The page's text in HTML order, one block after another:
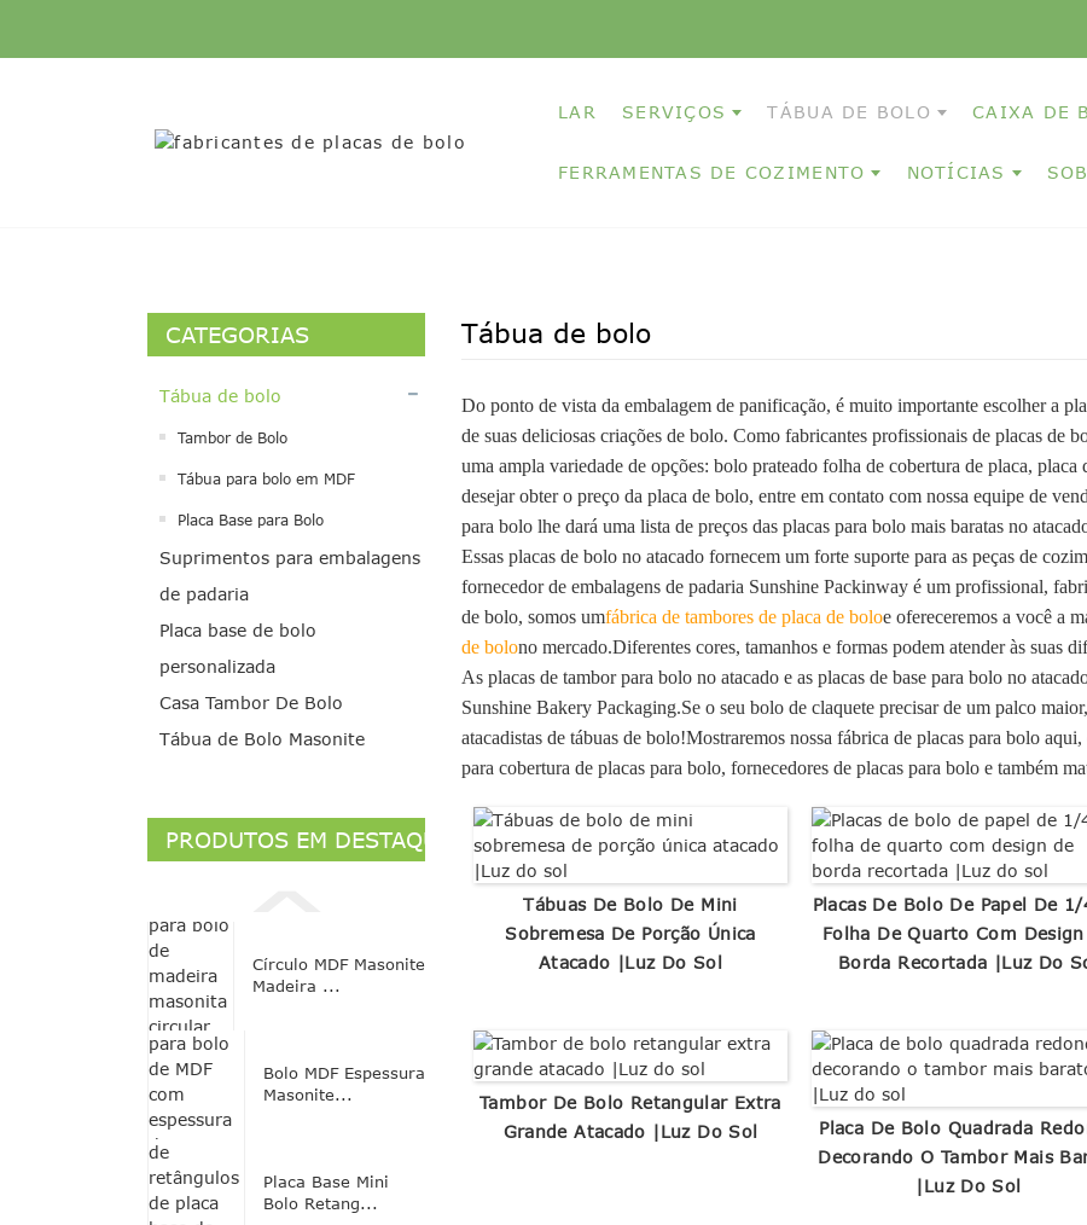
LAR SERVIÇOS TÁBUA DE BOLO CAIXA DE
FERRAMENTAS DE COZIMENTO NOTÍCIAS
CATEGORIAS
Tábua de bolo
Tambor de Bolo
Tábua para bolo em MDF
Placa Base para Bolo
Suprimentos para embalagens
de padaria
Placa base de bolo
personalizada
Casa Tambor De Bolo
Tábua de Bolo Masonite
PRODUTOS EM DESTAQUE
Círculo MDF Masonite
Madeira ...
Bolo MDF Espessura
Masonite...
Placa Base Mini
Bolo Retang...
Tábua de bolo
Do ponto de vista da embalagem de panificação, é muito importante escolher a
de suas deliciosas criações de bolo. Como fabricantes profissionais de placas de
uma ampla variedade de opções: bolo prateado folha de cobertura de placa,
desejar obter o preço da placa de bolo, entre em contato com nossa equipe de
para bolo lhe dará uma lista de preços das placas para bolo mais baratas no
Essas placas de bolo no atacado fornecem um forte suporte para as peças de
fornecedor de embalagens de padaria Sunshine Packinway é um profissional,
de bolo, somos umfábrica de tambores de placa de boloe ofereceremos a você a
de bolono mercado.Diferentes cores, tamanhos e formas podem atender às suas
As placas de tambor para bolo no atacado e as placas de base para bolo no
Sunshine Bakery Packaging.Se o seu bolo de claquete precisar de um palco
atacadistas de tábuas de bolo!Mostraremos nossa fábrica de placas para bolo
para cobertura de placas para bolo, fornecedores de placas para bolo e também
Tábuas De Bolo De Mini
Sobremesa De Porção Única
Atacado |Luz Do Sol
Placas De Bolo De Papel De
Folha De Quarto Com
Borda Recortada |Luz Do
Tambor De Bolo Retangular Extra
Grande Atacado |Luz Do Sol
Placa De Bolo Quadrada
Decorando O Tambor Mais
|Luz Do Sol